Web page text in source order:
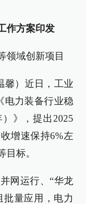
作方案印发
领域创新项目
馨）近日，工业
电力装备行业稳
》，提出2025
增速保持6%左
标。
网运行、“华龙
批量应用，电力